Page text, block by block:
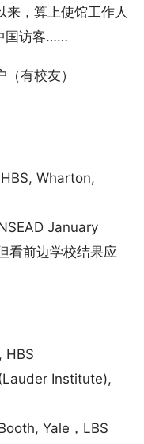
来，算上使馆工作人
国访客……
有校友）
Wharton,
January
看前边学校结果应
HBS
Institute),
Yale，LBS